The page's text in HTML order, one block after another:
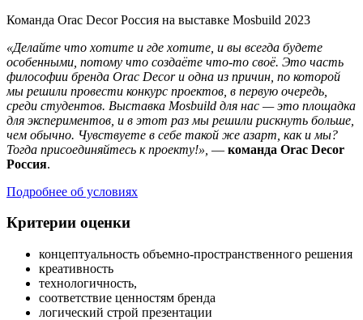
Команда Orac Decor Россия на выставке Mosbuild 2023
«Делайте что хотите и где хотите, и вы всегда будете
особенными, потому что создаёте что-то своё. Это часть
философии бренда Orac Decor и одна из причин, по которой
мы решили провести конкурс проектов, в первую очередь,
среди студентов. Выставка Mosbuild для нас — это площадка
для экспериментов, и в этот раз мы решили рискнуть больше,
чем обычно. Чувствуете в себе такой же азарт, как и мы?
Тогда присоединяйтесь к проекту!», — команда Orac Decor
Россия.
Подробнее об условиях
Критерии оценки
концептуальность объемно-пространственного решения
креативность
технологичность,
соответствие ценностям бренда
логический строй презентации